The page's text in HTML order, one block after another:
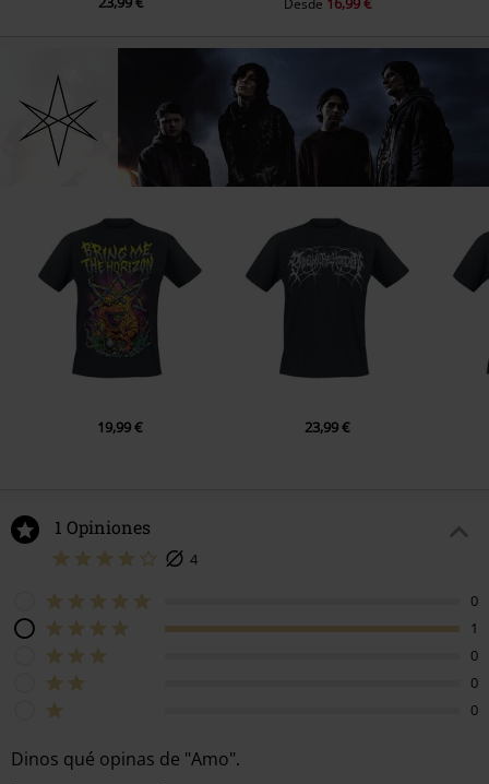
19,99 € 23,99 €
1 Opiniones
4
0
1
0
0
0
Dinos qué opinas de "Amo".